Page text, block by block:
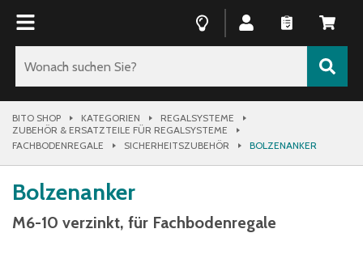
BITO SHOP KATEGORIEN
REGALSYSTEME
ZUBEHÖR & ERSATZTEILE FÜR REGALSYSTEME
FACHBODENREGALE
SICHERHEITSZUBEHÖR BOLZENANKER
Bolzenanker
M6-10 verzinkt, für Fachbodenregale